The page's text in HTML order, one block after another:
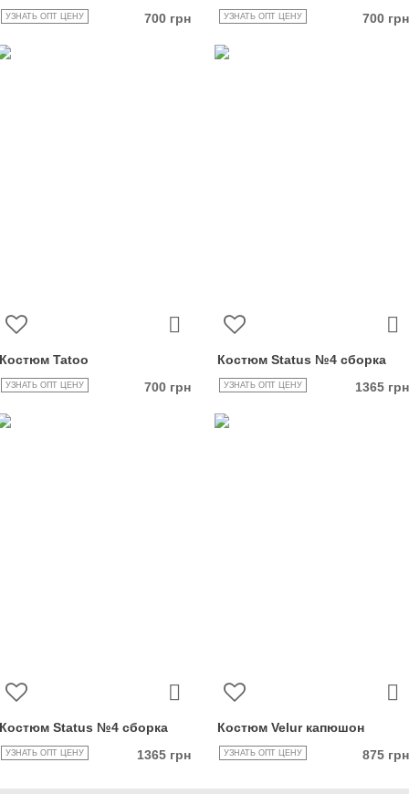
УЗНАТЬ ОПТ ЦЕНУ 700 грн УЗНАТЬ ОПТ ЦЕНУ 700 грн
Костюм Tatoo
УЗНАТЬ ОПТ ЦЕНУ 700 грн
Костюм Status №4 сборка
УЗНАТЬ ОПТ ЦЕНУ 1365 грн
Костюм Status №4 сборка
УЗНАТЬ ОПТ ЦЕНУ 1365 грн
Костюм Velur капюшон
УЗНАТЬ ОПТ ЦЕНУ 875 грн